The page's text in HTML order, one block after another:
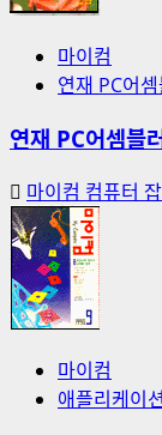
마이컴
연재 PC어
연재 PC어셈블
마이컴 컴퓨터
마이컴
애플리케이션